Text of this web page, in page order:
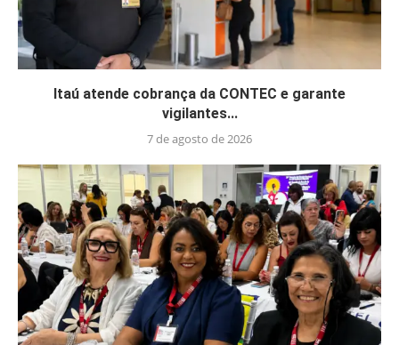
Itaú atende cobrança da CONTEC e garante
vigilantes...
7 de agosto de 2026